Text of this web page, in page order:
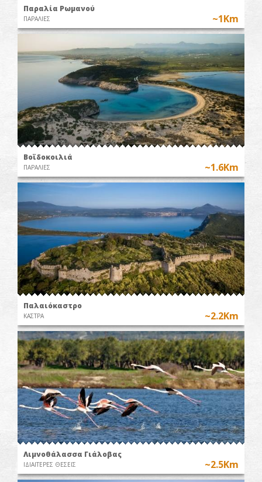
Παραλία Ρωμανού
ΠΑΡΑΛΙΕΣ ~1Km
Βοϊδοκοιλιά
ΠΑΡΑΛΙΕΣ ~1.6Km
Παλαιόκαστρο
ΚΑΣΤΡΑ ~2.2Km
Λιμνοθάλασσα Γιάλοβας
ΙΔΙΑΙΤΕΡΕΣ ΘΕΣΕΙΣ ~2.5Km